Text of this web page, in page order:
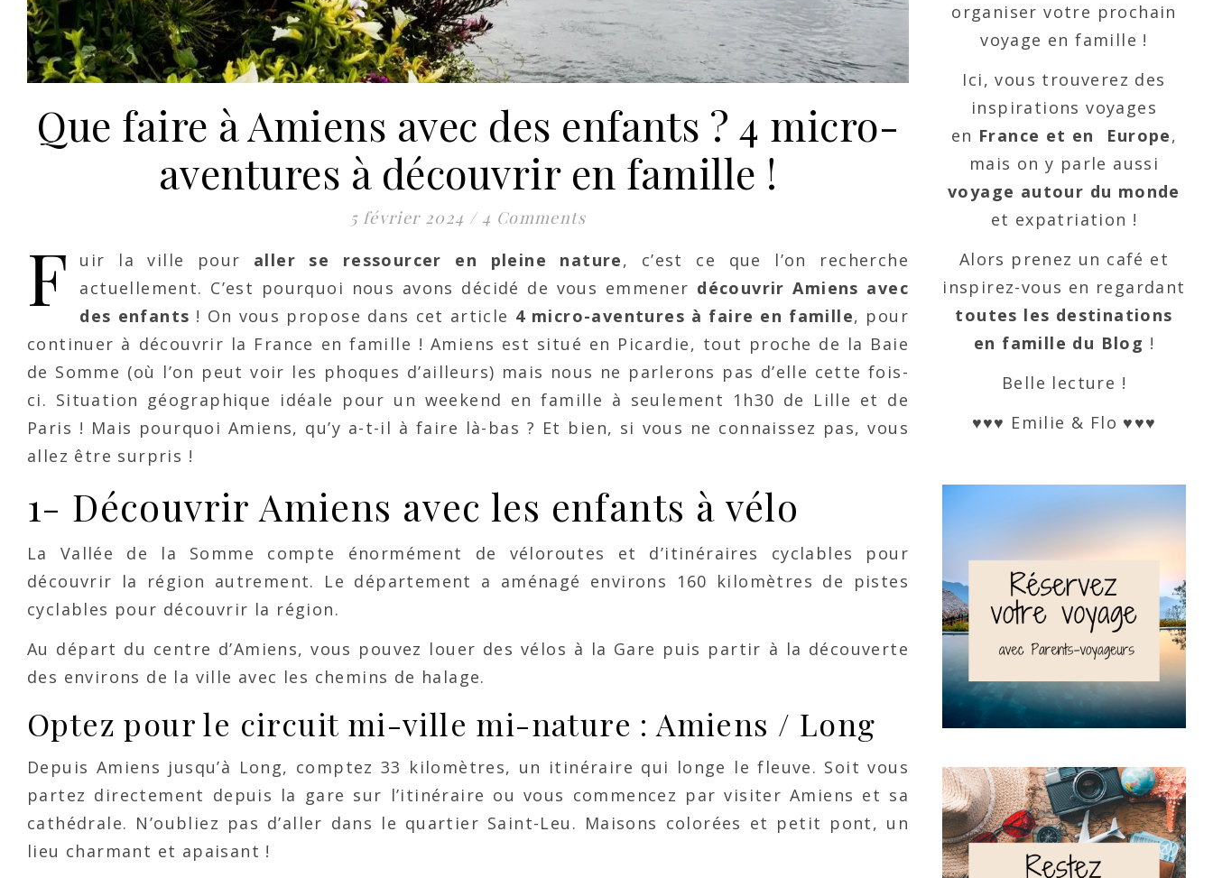
Que faire à Amiens avec des enfants ? 4 micro-
aventures à découvrir en famille !
5 février 2024 / 4 Comments
F uir la ville pour aller se ressourcer en pleine nature, c’est ce que l’on recherche
actuellement. C’est pourquoi nous avons décidé de vous emmener découvrir Amiens avec
des enfants ! On vous propose dans cet article 4 micro-aventures à faire en famille, pour
continuer à découvrir la France en famille ! Amiens est situé en Picardie, tout proche de la Baie
de Somme (où l’on peut voir les phoques d’ailleurs) mais nous ne parlerons pas d’elle cette fois-
ci. Situation géographique idéale pour un weekend en famille à seulement 1h30 de Lille et de
Paris ! Mais pourquoi Amiens, qu’y a-t-il à faire là-bas ? Et bien, si vous ne connaissez pas, vous
allez être surpris !
1- Découvrir Amiens avec les enfants à vélo
La Vallée de la Somme compte énormément de véloroutes et d’itinéraires cyclables pour
découvrir la région autrement. Le département a aménagé environs 160 kilomètres de pistes
cyclables pour découvrir la région.
Au départ du centre d’Amiens, vous pouvez louer des vélos à la Gare puis partir à la découverte
des environs de la ville avec les chemins de halage.
Optez pour le circuit mi-ville mi-nature : Amiens / Long
Depuis Amiens jusqu’à Long, comptez 33 kilomètres, un itinéraire qui longe le fleuve. Soit vous
partez directement depuis la gare sur l’itinéraire ou vous commencez par visiter Amiens et sa
cathédrale. N’oubliez pas d’aller dans le quartier Saint-Leu. Maisons colorées et petit pont, un
lieu charmant et apaisant !
organiser votre prochain
voyage en famille !
Ici, vous trouverez des
inspirations voyages
en France et en Europe,
mais on y parle aussi
voyage autour du monde
et expatriation !
Alors prenez un café et
inspirez-vous en regardant
toutes les destinations
en famille du Blog !
Belle lecture !
♥♥♥ Emilie & Flo ♥♥♥